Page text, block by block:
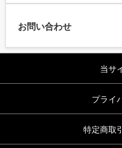
お問い合わせ
当サ
プライ
特定商取